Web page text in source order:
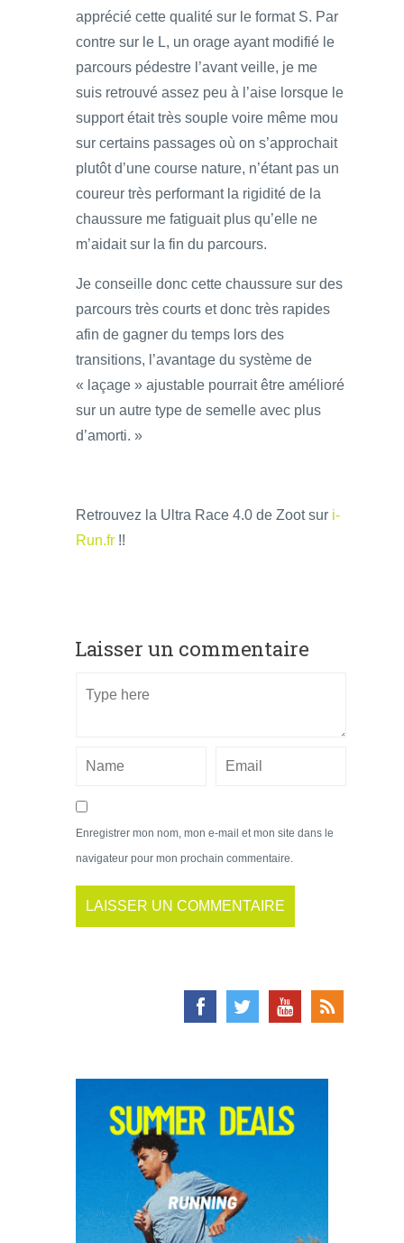
apprécié cette qualité sur le format S. Par
contre sur le L, un orage ayant modifié le
parcours pédestre l’avant veille, je me
suis retrouvé assez peu à l’aise lorsque le
support était très souple voire même mou
sur certains passages où on s’approchait
plutôt d’une course nature, n’étant pas un
coureur très performant la rigidité de la
chaussure me fatiguait plus qu’elle ne
m’aidait sur la fin du parcours.
Je conseille donc cette chaussure sur des
parcours très courts et donc très rapides
afin de gagner du temps lors des
transitions, l’avantage du système de
« laçage » ajustable pourrait être amélioré
sur un autre type de semelle avec plus
d’amorti. »
Retrouvez la Ultra Race 4.0 de Zoot sur i-
Run.fr !!
Laisser un commentaire
Enregistrer mon nom, mon e-mail et mon site dans le
navigateur pour mon prochain commentaire.